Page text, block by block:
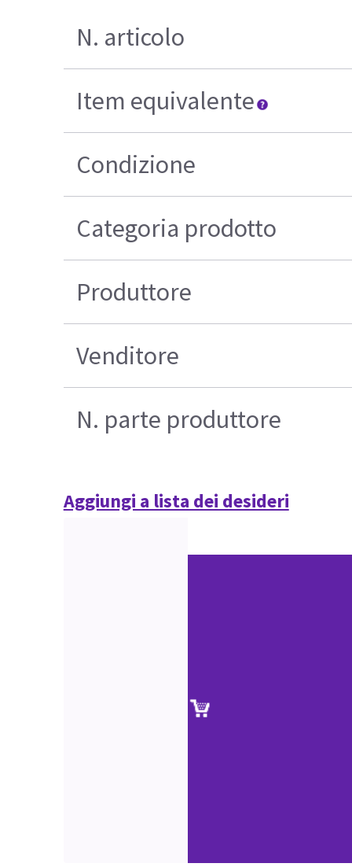
N. articolo
Item equivalente
Condizione
Categoria prodotto
Produttore
Venditore
N. parte produttore
Aggiungi a lista dei desideri